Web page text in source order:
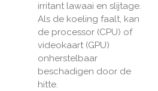
irritant lawaai en slijtage.
Als de koeling faalt, kan
de processor (CPU) of
videokaart (GPU)
onherstelbaar
beschadigen door de
hitte.